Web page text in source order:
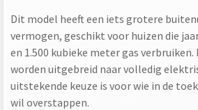
Dit model heeft een iets grotere
vermogen, geschikt voor huizen die
en 1.500 kubieke meter gas verbruiken.
worden uitgebreid naar volledig
uitstekende keuze is voor wie in de
wil overstappen.